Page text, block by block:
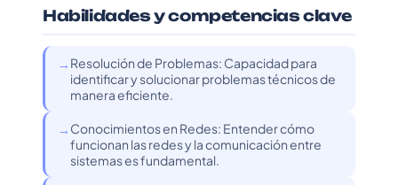
Habilidades y competencias clave
Resolución de Problemas: Capacidad para
identificar y solucionar problemas técnicos de
manera eficiente.
Conocimientos en Redes: Entender cómo
funcionan las redes y la comunicación entre
sistemas es fundamental.